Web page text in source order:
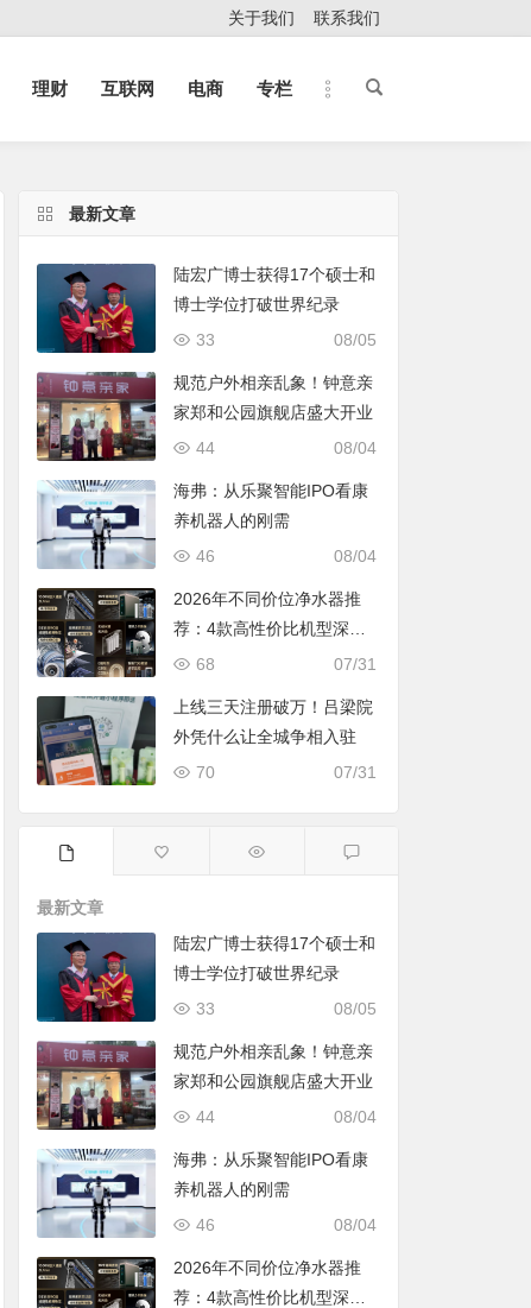
关于我们 联系我们
理财 互联网 电商 专栏
最新文章
陆宏广博士获得17个硕士和
博士学位打破世界纪录
08/05
33
规范户外相亲乱象！钟意亲
家郑和公园旗舰店盛大开业
08/04
44
海弗：从乐聚智能IPO看康
养机器人的刚需
08/04
46
2026年不同价位净水器推
荐：4款高性价比机型深度
对比，照着买不踩坑
07/31
68
上线三天注册破万！吕梁院
外凭什么让全城争相入驻
07/31
70
最新文章
陆宏广博士获得17个硕士和
博士学位打破世界纪录
08/05
33
规范户外相亲乱象！钟意亲
家郑和公园旗舰店盛大开业
08/04
44
海弗：从乐聚智能IPO看康
养机器人的刚需
08/04
46
2026年不同价位净水器推
荐：4款高性价比机型深度